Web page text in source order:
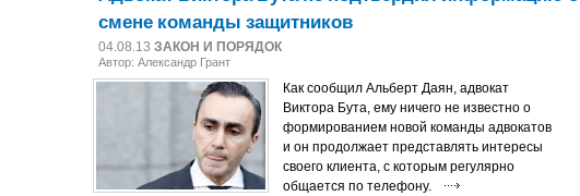
смене команды защитников
04.08.13 ЗАКОН И ПОРЯДОК
Автор: Александр Грант
Как сообщил Альберт Даян, адвокат
Виктора Бута, ему ничего не известно о
формированием новой команды адвокатов
и он продолжает представлять интересы
своего клиента, с которым регулярно
общается по телефону.